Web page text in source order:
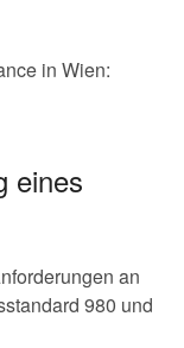
in Wien:
eines
an
980 und